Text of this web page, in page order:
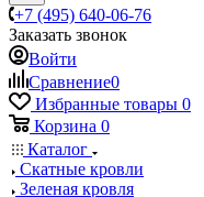
+7 (495) 640-06-76
Заказать звонок
Войти
Сравнение0
Избранные товары 0
Корзина 0
Каталог
Скатные кровли
Зеленая кровля